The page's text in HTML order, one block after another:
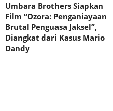
Umbara Brothers Siapkan
Film “Ozora: Penganiayaan
Brutal Penguasa Jaksel”,
Diangkat dari Kasus Mario
Dandy